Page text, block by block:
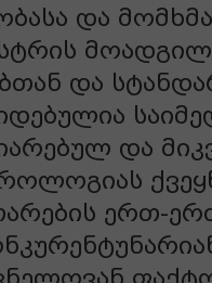
და
და
და
ერთ-